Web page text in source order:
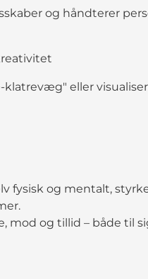
og håndterer
eller
fysisk og mentalt,
mod og tillid – både til